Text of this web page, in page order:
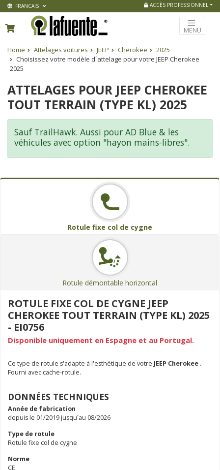
FRANCAIS ACCÈS PROFESSIONNEL
MENU
Home Attelages voitures JEEP Cherokee
2025
Choisissez votre modèle d´attelage pour votre JEEP Cherokee
2025
ATTELAGES POUR JEEP CHEROKEE
TOUT TERRAIN (TYPE KL) 2025
Sauf TrailHawk. Aussi pour AD Blue & les
véhicules avec option "hayon mains-libres".
Rotule fixe col de cygne
Rotule démontable horizontal
ROTULE FIXE COL DE CYGNE JEEP
CHEROKEE TOUT TERRAIN (TYPE KL) 2025
- EI0756
Disponible uniquement en Espagne et au Portugal.
Ce type de rotule s'adapte à l'esthétique de votre JEEP Cherokee .
Fourni avec cache-rotule.
DONNÉES TECHNIQUES
Année de fabrication
depuis le 01/2019 jusqu´au 08/2026
Type de rotule
Rotule fixe col de cygne
Norme
CE